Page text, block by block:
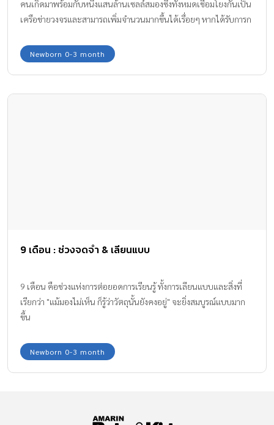
คนเกิดมาพร้อมกับหนึ่งแสนล้านเซลล์สมองซึ่งทั้งหมดเชื่อมโยงกันเป็น
เครือข่ายวงจรและสามารถเพิ่มจำนวนมากขึ้นได้เรื่อยๆ หากได้รับการก
Baby & Kids มี 7 วิธีเพื่อ เสริมความฉลาด สร้างเซลล์สมอง ลูกน้อย มา
ฝากกันค่ะ
Newborn 0-3 month
9 เดือน : ช่วงจดจำ & เลียนแบบ
9 เดือน คือช่วงแห่งการต่อยอดการเรียนรู้ ทั้งการเลียนแบบและสิ่งที่
เรียกว่า "แม้มองไม่เห็น ก็รู้ว่าวัตถุนั้นยังคงอยู่" จะยิ่งสมบูรณ์แบบมาก
ขึ้น
Newborn 0-3 month